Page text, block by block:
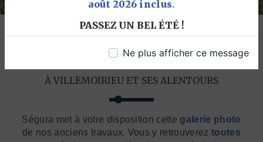
août 2026 inclus.
PASSEZ UN BEL ÉTÉ !
Ne plus afficher ce message
NOS DERNIÈRES CRÉATIONS
À VILLEMOIRIEU ET SES ALENTOURS
Ségura met à votre disposition cette galerie photo
de nos anciens travaux. Vous y retrouverez toutes